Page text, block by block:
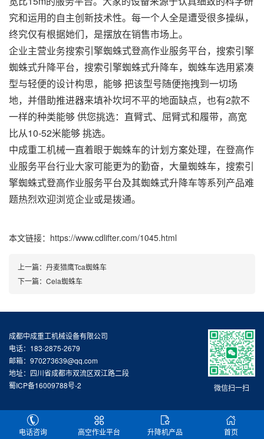
究和运用的自主创新技术性。每一个人全是遭受很多操纵，
终究仅有根据她们，是摆放在销售市场上。
企业主营业务搜索引擎蜘蛛式登高作业服务平台，搜索引擎
蜘蛛式升降平台，搜索引擎蜘蛛式升降车，蜘蛛车选用紧凑
型与轻便的设计构思，能够 把该型号随便拖拽到一切场
地，并借助推进器来填补坎坷不平的地面缺点，也有2款不
一样的种类能够 供您挑选：直臂式、屈臂式和履带，高宽
比从10-52米能够 挑选。
中成重工机械一直着眼于蜘蛛车的计划方案处理，在登高作
业服务平台行业大家可能更为的勤奋，大量蜘蛛车，搜索引
擎蜘蛛式登高作业服务平台及其蜘蛛式升降车等系列产品难
题热烈欢迎浏览企业或是拨通。
本文链接：https://www.cdlifter.com/1045.html
上一篇： 丹麦猎鹰Tca蜘蛛车
下一篇： Cela蜘蛛车
微信扫一扫
成都中成重工机械设备有限公司
电话：183-2875-2679
邮箱：970273639@qq.com
地址：四川省成都市双流区双江路二段
蜀ICP备16009788号-2
电话咨询 高空作业平台 升降机产品 首页